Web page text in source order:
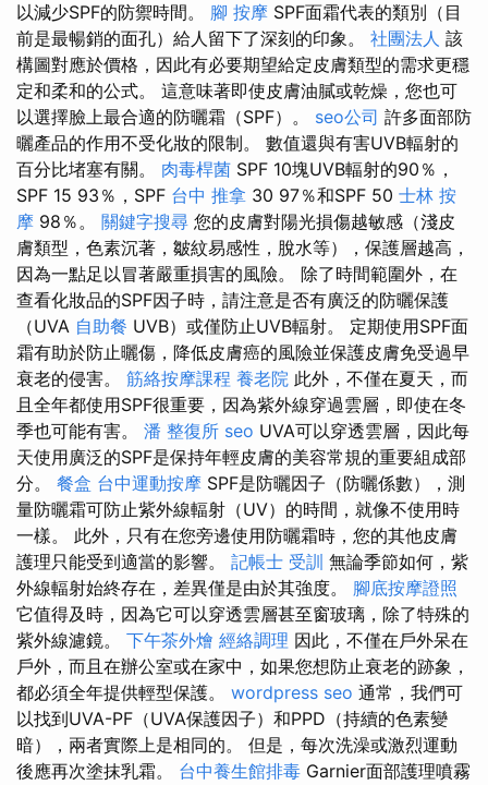
以減少SPF的防禦時間。 腳 按摩 SPF面霜代表的類別（目
前是最暢銷的面孔）給人留下了深刻的印象。 社團法人 該
構圖對應於價格，因此有必要期望給定皮膚類型的需求更穩
定和柔和的公式。 這意味著即使皮膚油膩或乾燥，您也可
以選擇臉上最合適的防曬霜（SPF）。 seo公司 許多面部防
曬產品的作用不受化妝的限制。 數值還與有害UVB輻射的
百分比堵塞有關。 肉毒桿菌 SPF 10塊UVB輻射的90％，
SPF 15 93％，SPF 台中 推拿 30 97％和SPF 50 士林 按
摩 98％。 關鍵字搜尋 您的皮膚對陽光損傷越敏感（淺皮
膚類型，色素沉著，皺紋易感性，脫水等），保護層越高，
因為一點足以冒著嚴重損害的風險。 除了時間範圍外，在
查看化妝品的SPF因子時，請注意是否有廣泛的防曬保護
（UVA 自助餐 UVB）或僅防止UVB輻射。 定期使用SPF面
霜有助於防止曬傷，降低皮膚癌的風險並保護皮膚免受過早
衰老的侵害。 筋絡按摩課程 養老院 此外，不僅在夏天，而
且全年都使用SPF很重要，因為紫外線穿過雲層，即使在冬
季也可能有害。 潘 整復所 seo UVA可以穿透雲層，因此每
天使用廣泛的SPF是保持年輕皮膚的美容常規的重要組成部
分。 餐盒 台中運動按摩 SPF是防曬因子（防曬係數），測
量防曬霜可防止紫外線輻射（UV）的時間，就像不使用時
一樣。 此外，只有在您旁邊使用防曬霜時，您的其他皮膚
護理只能受到適當的影響。 記帳士 受訓 無論季節如何，紫
外線輻射始終存在，差異僅是由於其強度。 腳底按摩證照
它值得及時，因為它可以穿透雲層甚至窗玻璃，除了特殊的
紫外線濾鏡。 下午茶外燴 經絡調理 因此，不僅在戶外呆在
戶外，而且在辦公室或在家中，如果您想防止衰老的跡象，
都必須全年提供輕型保護。 wordpress seo 通常，我們可
以找到UVA-PF（UVA保護因子）和PPD（持續的色素變
暗），兩者實際上是相同的。 但是，每次洗澡或激烈運動
後應再次塗抹乳霜。 台中養生館排毒 Garnier面部護理噴霧